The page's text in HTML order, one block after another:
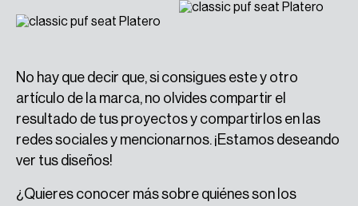
No hay que decir que, si consigues este y otro
artículo de la marca, no olvides compartir el
resultado de tus proyectos y compartirlos en las
redes sociales y mencionarnos. ¡Estamos deseando
ver tus diseños!
¿Quieres conocer más sobre quiénes son los